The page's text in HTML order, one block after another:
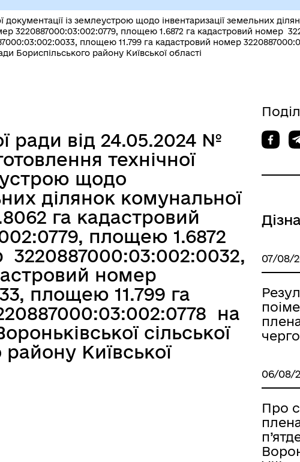
документації із землеустрою щодо інвентаризації земельних
3220887000:03:002:0779, площею 1.6872 га кадастровий номер
площею 11.799 га кадастровий номер
Бориспільського району Київської області
ради від 24.05.2024 №
технічної
щодо
ділянок комунальної
га кадастровий
площею 1.6872
номер
площею 11.799 га
на
сільської
Київської
07/08/
06/08/
Про